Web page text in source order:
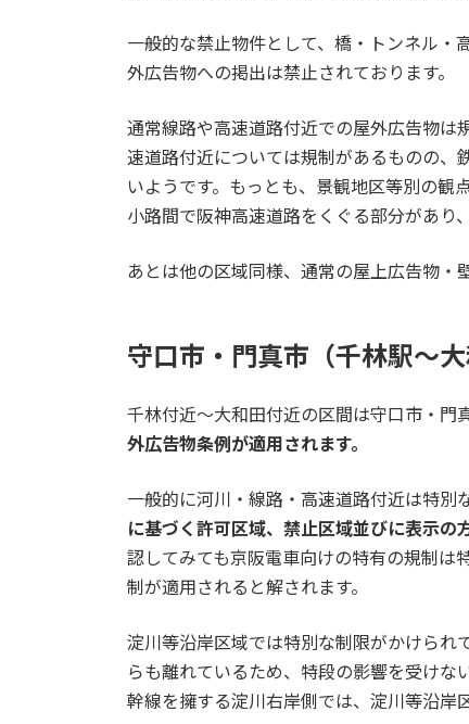
一般的な禁止物件として、橋・トンネル・
外広告物への掲出は禁止されております。
通常線路や高速道路付近での屋外広告物は
速道路付近については規制があるものの、
いようです。もっとも、景観地区等別の観
小路間で阪神高速道路をくぐる部分があり
あとは他の区域同様、通常の屋上広告物・
守口市・門真市（千林駅～
千林付近～大和田付近の区間は守口市・門
外広告物条例が適用されます。
一般的に河川・線路・高速道路付近は特別
に基づく許可区域、禁止区域並びに表示の
認してみても京阪電車向けの特有の規制は
制が適用されると解されます。
淀川等沿岸区域では特別な制限がかけられ
らも離れているため、特段の影響を受けな
幹線を擁する淀川右岸側では、淀川等沿岸